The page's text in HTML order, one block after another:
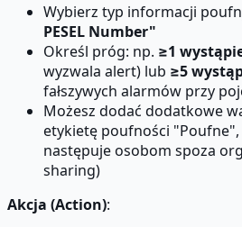
Wybierz typ informacji
PESEL Number"
Określ próg: np. ≥1
wyzwala alert) lub ≥5
fałszywych alarmów przy
Możesz dodać dodatkowe
etykietę poufności
następuje osobom spoza
sharing)
Akcja (Action):